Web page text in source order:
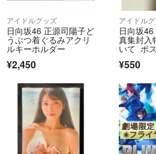
アイドルグッズ
日向坂46 正源司陽子ど
うぶつ着ぐるみアクリ
ルキーホルダー
¥2,450
アイドル
日向坂
真集封入
いて ポ
¥550